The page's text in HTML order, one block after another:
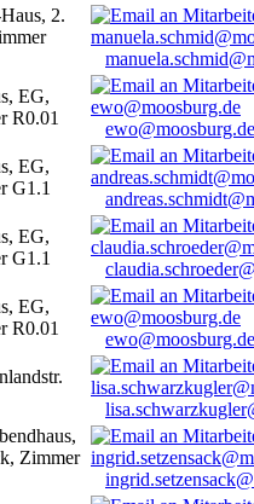
2.
EG,
R0.01
ewo@moosburg.de
EG,
G1.1
EG,
G1.1
EG,
R0.01
ewo@moosburg.de
Zimmer